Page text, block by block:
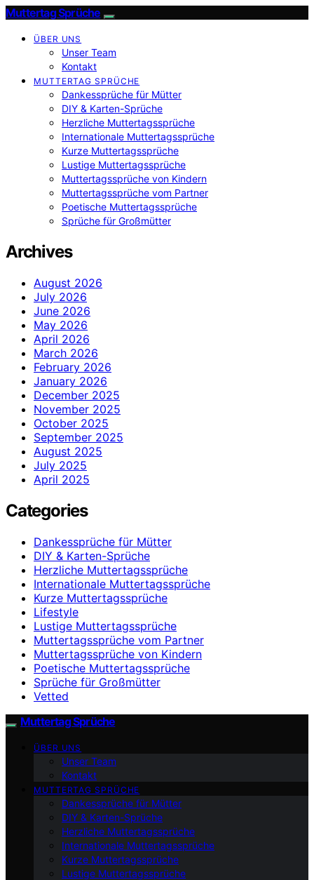
Muttertag Sprüche
ÜBER UNS
Unser Team
Kontakt
MUTTERTAG SPRÜCHE
Dankessprüche für Mütter
DIY & Karten-Sprüche
Herzliche Muttertagssprüche
Internationale Muttertagssprüche
Kurze Muttertagssprüche
Lustige Muttertagssprüche
Muttertagssprüche von Kindern
Muttertagssprüche vom Partner
Poetische Muttertagssprüche
Sprüche für Großmütter
Archives
August 2026
July 2026
June 2026
May 2026
April 2026
March 2026
February 2026
January 2026
December 2025
November 2025
October 2025
September 2025
August 2025
July 2025
April 2025
Categories
Dankessprüche für Mütter
DIY & Karten-Sprüche
Herzliche Muttertagssprüche
Internationale Muttertagssprüche
Kurze Muttertagssprüche
Lifestyle
Lustige Muttertagssprüche
Muttertagssprüche vom Partner
Muttertagssprüche von Kindern
Poetische Muttertagssprüche
Sprüche für Großmütter
Vetted
Muttertag Sprüche
ÜBER UNS
Unser Team
Kontakt
MUTTERTAG SPRÜCHE
Dankessprüche für Mütter
DIY & Karten-Sprüche
Herzliche Muttertagssprüche
Internationale Muttertagssprüche
Kurze Muttertagssprüche
Lustige Muttertagssprüche